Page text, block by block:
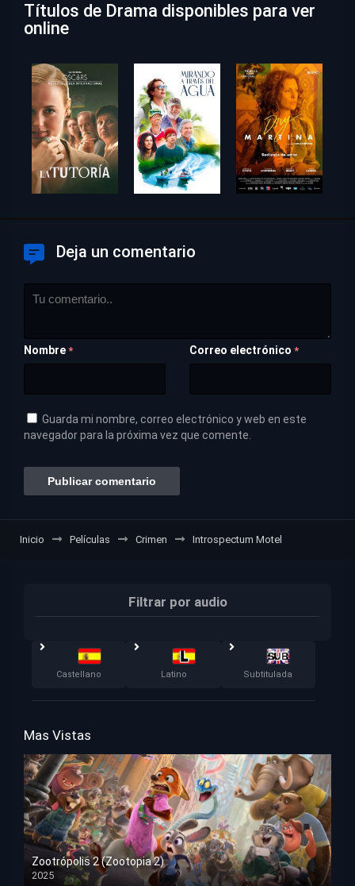
Títulos de Drama disponibles para ver
online
Deja un comentario
Nombre * Correo electrónico *
Guarda mi nombre, correo electrónico y web en este
navegador para la próxima vez que comente.
Inicio Películas Crimen Introspectum Motel
Filtrar por audio
Castellano Latino Subtitulada
Mas Vistas
Zootrópolis 2 (Zootopia 2)
2025
HD 1080p